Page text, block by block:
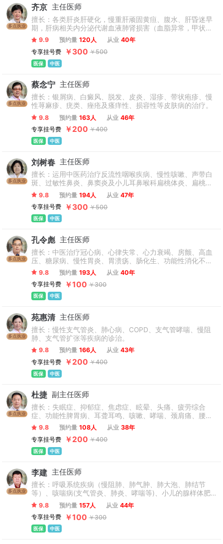
多点执业
齐京 主任医师
擅长：各类肝炎肝硬化，慢重肝顽固黄疸、腹水、肝昏迷早
期，肝病相关内分泌代谢血液肺肾损害（血脂异常，甲状腺
功能紊乱，糖尿病，血细胞降低等），脂肪肝肥胖，酒精
肝，自免肝，肝癌，胁痛，胃痛，腹胀，便秘，胆管胆囊炎
结石等消化肝胆脾胃疾病。肝癌，慢性肝炎，肝炎，自身免
疫性肝病，慢性肝病，肝硬化，急性肝炎，脂肪肝，继发性
脉痰瘀入手，以内科手段治疗各组织器官（肺，乳腺，甲状
腺，前列腺，子宫等）纤维化、结节、增生、肿瘤、腺肌
症，顽固痤疮、湿疹，妇科月经病，疑难杂重症，长
9.9 预约量 120人 从业 40年
专享挂号费
￥300 ￥500
医保 中医
多点执业
蔡念宁 主任医师
擅长：银屑病、白癜风、脱发、皮炎、湿疹、带状疱疹、慢
性荨麻疹、疣类、痤疮及瘙痒性、损容性等皮肤病的治疗。
9.8 预约量 163人 从业 46年
专享挂号费
￥200 ￥400
医保 中医
多点执业
刘树春 主任医师
擅长：运用中医药治疗反流性咽喉疾病、慢性咳嗽、声带白
斑、过敏性鼻炎、鼻窦炎及小儿耳鼻喉科扁桃体炎、扁桃体
和腺样体肥大，鼻窦炎、过敏性鼻炎及分泌性性中耳炎相关
疾病。
9.8 预约量 194人 从业 47年
专享挂号费
￥300 ￥500
医保 中医
多点执业
孔令彪 主任医师
擅长：中医治疗冠心病、心律失常、心力衰竭、房颤、高血
压、糖尿病、慢性胃炎、胃溃疡、肠化生、功能性消化不
良、功能性胃肠病等心血管疾病、脾胃疾病和内科杂病等。
9.8 预约量 193人 从业 40年
专享挂号费
￥100 ￥300
医保 中医
多点执业
苑惠清 主任医师
擅长：慢性支气管炎、肺心病、COPD、支气管哮喘、慢阻
肺、支气管扩张等疾病的诊治。
9.8 预约量 166人 从业 43年
专享挂号费
￥200 ￥400
医保 中医
多点执业
杜捷 副主任医师
擅长：失眠症、抑郁症、焦虑症、眩晕、头痛、疲劳综合
症、功能性脾胃病、耳聋耳鸣、咳嗽、哮喘、颈肩痛、腰腿
痛等。
9.8 预约量 108人 从业 38年
专享挂号费
￥200 ￥400
医保 中医
多点执业
李建 主任医师
擅长：呼吸系统疾病（慢阻肺、肺气肿、肺大泡、肺结节
等）、咳喘病(支气管炎、肺炎、哮喘等)、小儿的腺样体肥
大、鼻炎、上呼吸道感染、遗尿、夜啼、紫癜、多动症、抽
动症、小儿脾胃不和、脾胃病(胃炎、胃溃疡、反流性食管
炎、胆囊炎、胆石症、结肠炎等)、咽炎、耳鸣、耳聋、失
眠、疲劳综合症、更年期综合症、高血压、糖尿病、老年性
9.8 预约量 157人 从业 44年
专享挂号费
￥100 ￥300
医保 中医